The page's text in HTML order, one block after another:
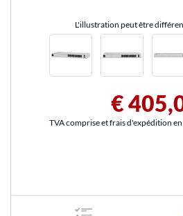
L'illustration peut être
€
TVA comprise et frais d'expédition